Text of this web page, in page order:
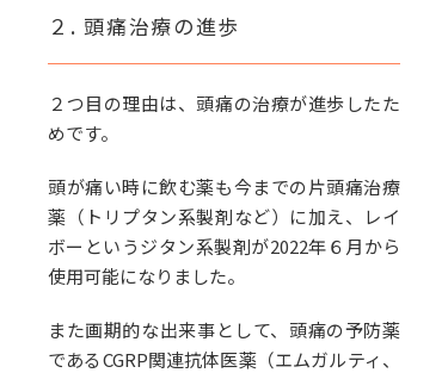
２. 頭痛治療の進歩
２つ目の理由は、頭痛の治療が進歩したた
めです。
頭が痛い時に飲む薬も今までの片頭痛治療
薬（トリプタン系製剤など）に加え、レイ
ボーというジタン系製剤が2022年６月から
使用可能になりました。
また画期的な出来事として、頭痛の予防薬
であるCGRP関連抗体医薬（エムガルティ、